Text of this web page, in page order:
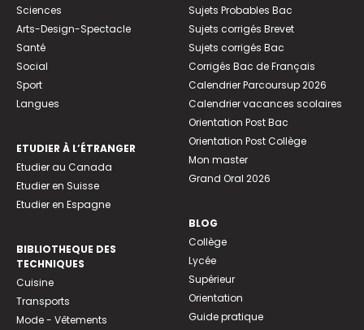
Sciences
Arts-Design-Spectacle
Santé
Social
Sport
Langues
ETUDIER À L’ÉTRANGER
Etudier au Canada
Etudier en Suisse
Etudier en Espagne
BIBLIOTHEQUE DES
TECHNIQUES
Cuisine
Transports
Mode - Vêtements
Sujets Probables Bac
Sujets corrigés Brevet
Sujets corrigés Bac
Corrigés Bac de Français
Calendrier Parcoursup 2026
Calendrier vacances scolaires
Orientation Post Bac
Orientation Post Collège
Mon master
Grand Oral 2026
BLOG
Collège
Lycée
Supérieur
Orientation
Guide pratique